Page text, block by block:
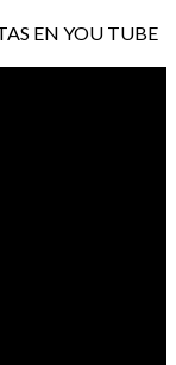
EN YOU TUBE